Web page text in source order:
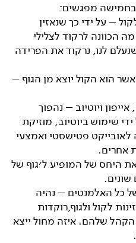
בחמישה מפגשים:
– על ידי כך שנאזין
הכוונה לרקוד לצלילי
לנו, נרקוד את הפרידה
הוא הקול יוצא מן הגוף –
ויוטיוב – נהפוך
שימוש ביוטיוב, מוזיקת
לאובייקט פטישסטי ואמצעי
אחרים.
היחס של המופיע ל׳גוף של
שונים.
כל האלמנטים – נהיה
לקול ולגוף,רוקדות
הקהל שלהם. איזה מחול ייצא